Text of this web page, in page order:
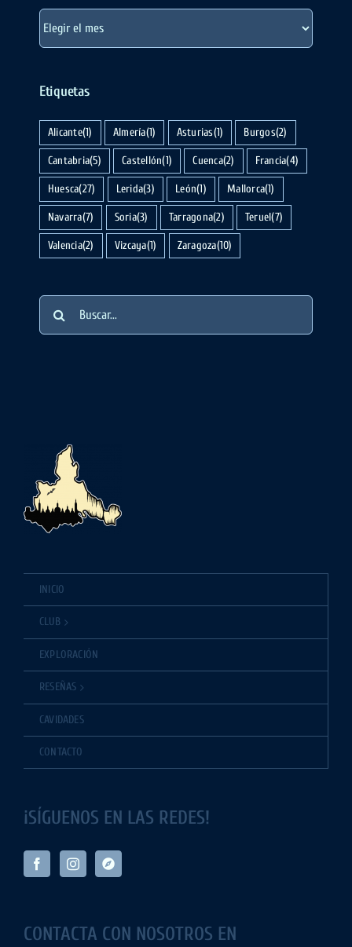
Etiquetas
Alicante(1) Almería(1) Asturias(1) Burgos(2)
Cantabria(5) Castellón(1) Cuenca(2) Francia(4)
Huesca(27) Lerida(3) León(1) Mallorca(1)
Navarra(7) Soria(3) Tarragona(2) Teruel(7)
Valencia(2) Vizcaya(1) Zaragoza(10)
INICIO
CLUB
EXPLORACIÓN
RESEÑAS
CAVIDADES
CONTACTO
¡SÍGUENOS EN LAS REDES!
CONTACTA CON NOSOTROS EN